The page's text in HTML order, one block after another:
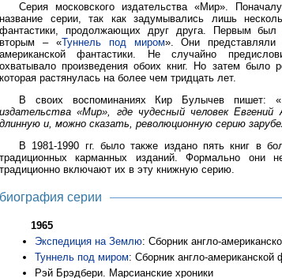
Серия московского издательства «Мир».
название серии, так как задумывались лишь
фантастики, продолжающих друг друга. Первым был
вторым – «Туннель под миром». Они представляли
американской фантастики. Не случайно
охватывало произведения обоих книг. Но затем было
которая растянулась на более чем тридцать лет.
В своих воспоминаниях Кир Булычев пишет: «
издательства «Мир», где чудесный человек Евгений
длинную и, можно сказать, революционную серию
В 1981-1990 гг. было также издано пять книг в
традиционных карманных изданий. Формально
традиционно включают их в эту книжную серию.
биография серии
1965
Экспедиция на Землю: Сборник англо-
Туннель под миром: Сборник англо-американской
Рэй Брэдбери. Марсианские хроники